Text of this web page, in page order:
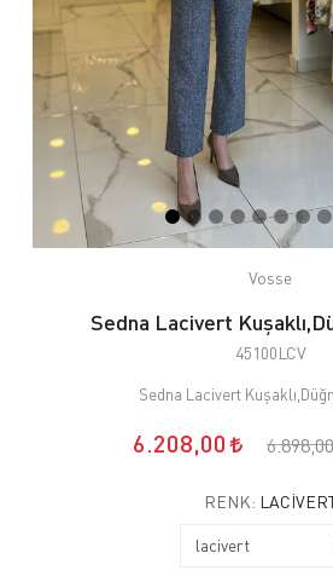
Vosse
Sedna Lacivert
45100LCV
Sedna Lacivert
6.208,00
RENK: